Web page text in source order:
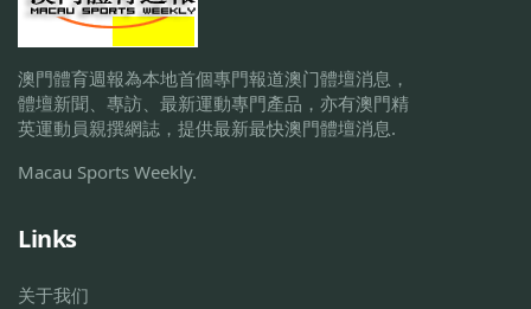
澳門體育週報為本地首個專門報道澳门體壇消息，
體壇新聞、專訪、最新運動專門產品，亦有澳門精
英運動員親撰網誌，提供最新最快澳門體壇消息.
Macau Sports Weekly.
Links
关于我们